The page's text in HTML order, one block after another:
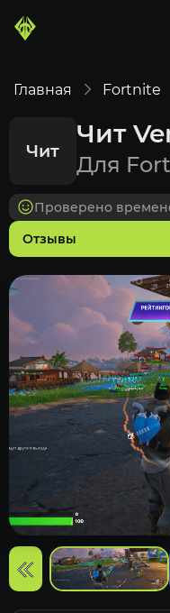
Главная Fortnite
Чит
Чит
Для
Отзывы
Проверено